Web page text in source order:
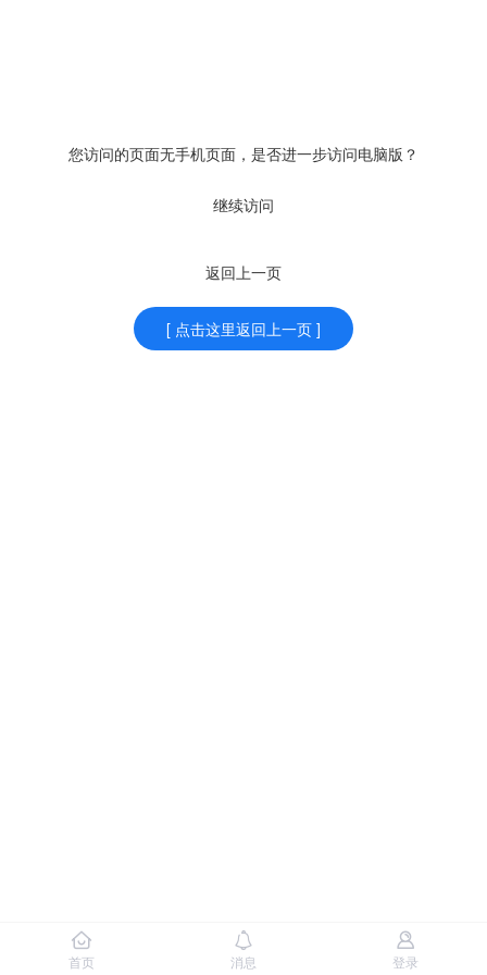
您访问的页面无手机页面，是否进一步访问电脑版？
继续访问
返回上一页
[ 点击这里返回上一页 ]
首页 消息 登录